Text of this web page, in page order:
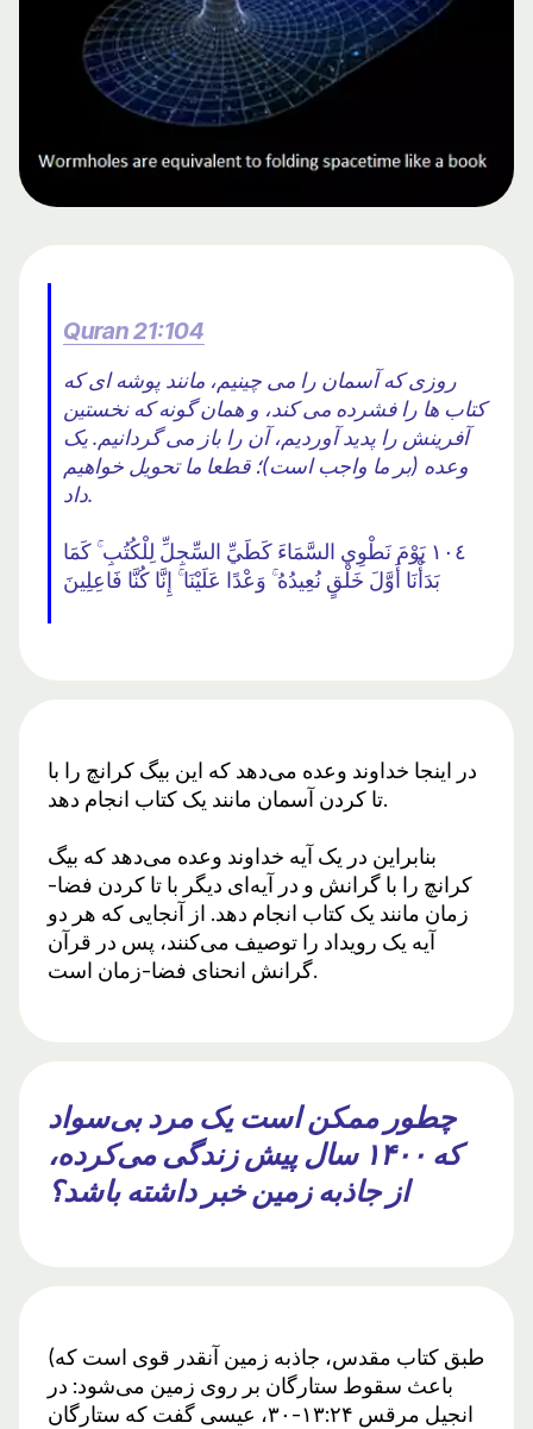
Quran 21:104
روزی که آسمان را می چینیم، مانند پوشه ای که
کتاب ها را فشرده می کند، و همان گونه که نخستین
آفرینش را پدید آوردیم، آن را باز می گردانیم. یک
وعده (بر ما واجب است)؛ قطعا ما تحویل خواهیم
داد.
١٠٤ يَوْمَ نَطْوِي السَّمَاءَ كَطَيِّ السِّجِلِّ لِلْكُتُبِ ۚ كَمَا
بَدَأْنَا أَوَّلَ خَلْقٍ نُعِيدُهُ ۚ وَعْدًا عَلَيْنَا ۚ إِنَّا كُنَّا فَاعِلِينَ
در اینجا خداوند وعده می‌دهد که این بیگ کرانچ را با
تا کردن آسمان مانند یک کتاب انجام دهد.
بنابراین در یک آیه خداوند وعده می‌دهد که بیگ
کرانچ را با گرانش و در آیه‌ای دیگر با تا کردن فضا-
زمان مانند یک کتاب انجام دهد. از آنجایی که هر دو
آیه یک رویداد را توصیف می‌کنند، پس در قرآن
گرانش انحنای فضا-زمان است.
چطور ممکن است یک مرد بی‌سواد
که ۱۴۰۰ سال پیش زندگی می‌کرده،
از جاذبه زمین خبر داشته باشد؟
(طبق کتاب مقدس، جاذبه زمین آنقدر قوی است که
باعث سقوط ستارگان بر روی زمین می‌شود: در
انجیل مرقس ۱۳:۲۴-۳۰، عیسی گفت که ستارگان